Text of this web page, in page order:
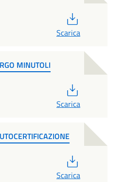
Scarica
MINUTOLI
Scarica
Scarica